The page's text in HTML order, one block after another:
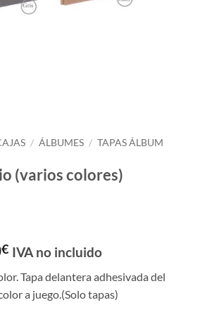
/ ÁLBUMES / TAPAS ÁLBUM
(varios colores)
€Rango
precios:
desde
IVA no incluido
Tapa delantera adhesivada del
a juego.(Solo tapas)